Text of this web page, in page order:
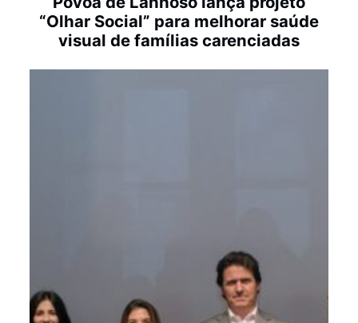
“Olhar Social” para melhorar saúde
visual de famílias carenciadas